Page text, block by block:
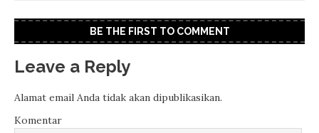
BE THE FIRST TO COMMENT
Leave a Reply
Alamat email Anda tidak akan dipublikasikan.
Komentar